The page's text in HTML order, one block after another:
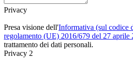
Privacy
Presa visione dell'Informativa (sul codice
regolamento (UE) 2016/679 del 27 aprile
trattamento dei dati personali.
Privacy 2